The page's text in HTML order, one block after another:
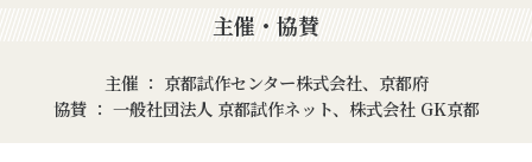
主催・協賛
主催 ： 京都試作センター株式会社、京都府
協賛 ： 一般社団法人 京都試作ネット、株式会社 GK京都